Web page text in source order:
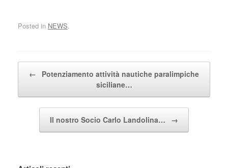
Posted in NEWS.
←
Potenziamento attività nautiche paralimpiche
siciliane…
Il nostro Socio Carlo Landolina… →